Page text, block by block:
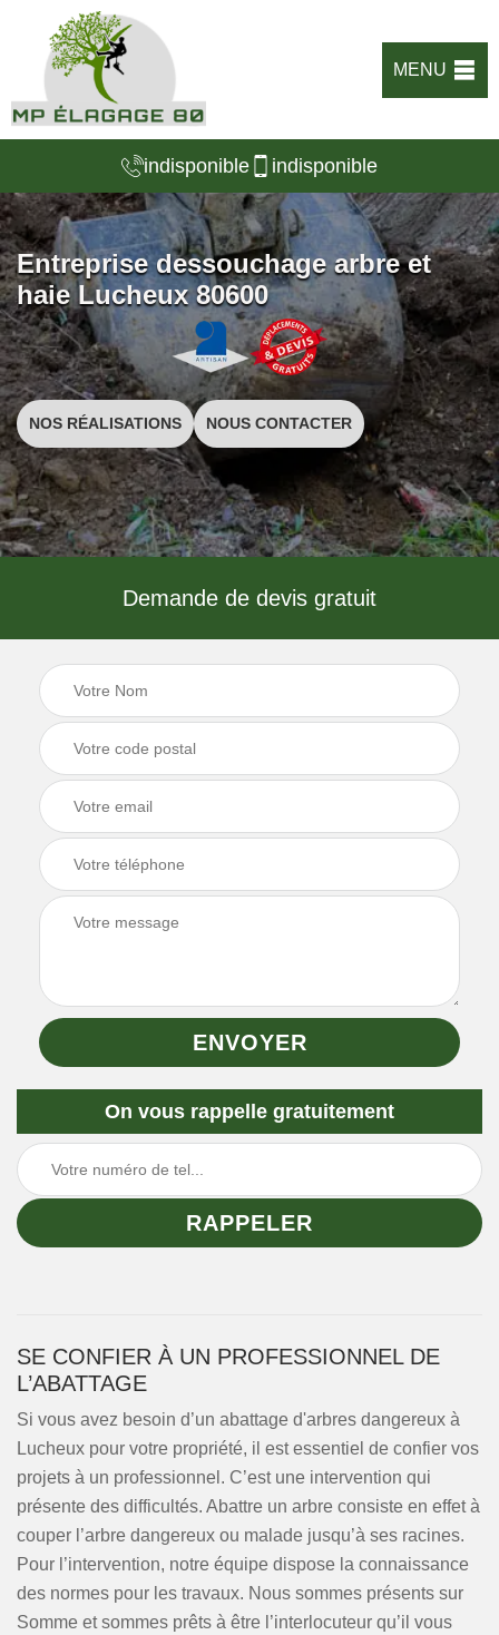
MENU
indisponible indisponible
Entreprise dessouchage arbre et
haie Lucheux 80600
NOS RÉALISATIONS NOUS CONTACTER
Demande de devis gratuit
On vous rappelle gratuitement
SE CONFIER À UN PROFESSIONNEL DE
L’ABATTAGE
Si vous avez besoin d’un abattage d'arbres dangereux à
Lucheux pour votre propriété, il est essentiel de confier vos
projets à un professionnel. C’est une intervention qui
présente des difficultés. Abattre un arbre consiste en effet à
couper l’arbre dangereux ou malade jusqu’à ses racines.
Pour l’intervention, notre équipe dispose la connaissance
des normes pour les travaux. Nous sommes présents sur
Somme et sommes prêts à être l’interlocuteur qu’il vous